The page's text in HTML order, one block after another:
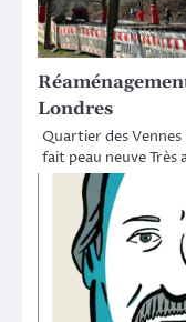
Londres
Quartier des
fait peau neuve